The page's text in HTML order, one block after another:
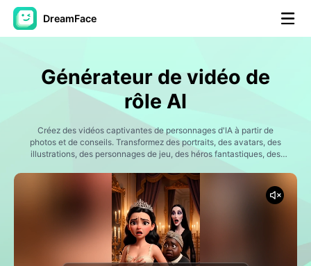
DreamFace
Vidéo d'avatar
AI vidéo
Photos d'IA ▼
Voir tous les outils
Générateur de vidéo de
rôle AI
Créez des vidéos captivantes de personnages d'IA à partir de
photos et de conseils. Transformez des portraits, des avatars, des
illustrations, des personnages de jeu, des héros fantastiques, des
originales en vidéos dynamiques, avec des actions réalistes, des
actions expressives, une narration cinématographique et un
contenu prêt pour les réseaux sociaux. Dreamface simplifie la
création et l'animation de personnages, adaptée aux créateurs, aux
conteurs, aux spécialistes du marketing et aux fans.